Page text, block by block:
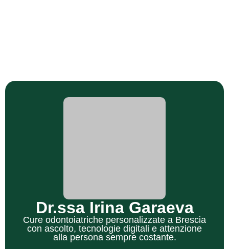
Dr.ssa Irina Garaeva
Cure odontoiatriche personalizzate a Brescia
con ascolto, tecnologie digitali e attenzione
alla persona sempre costante.